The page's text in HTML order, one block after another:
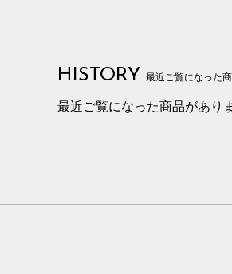
HISTORY 最近ご覧になった
最近ご覧になった商品があり